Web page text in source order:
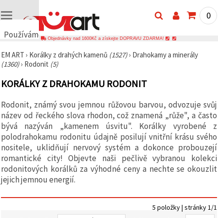
Používáme
🍪
Používáme
podobné
technologie,
zajistili
správné
fungování
webu,
zlepšili vaše
prostředí
při jeho
používání a
s vaším
souhlasem
analyzovali
a
0
Objednávky nad 1600Kč a získejte DOPRAVU ZDARMA!
EM ART › Korálky z drahých kamenů (1527)› Drahokamy a minerály
(1360)› Rodonit (5)
KORÁLKY Z DRAHOKAMU RODONIT
Rodonit, známý svou jemnou růžovou barvou, odvozuje svůj
název od řeckého slova rhodon, což znamená „růže", a často
bývá nazýván „kamenem úsvitu". Korálky vyrobené z
polodrahokamu rodonitu údajně posilují vnitřní krásu svého
nositele, uklidňují nervový systém a dokonce probouzejí
romantické city! Objevte naši pečlivě vybranou kolekci
rodonitových korálků za výhodné ceny a nechte se okouzlit
jejich jemnou energií.
5 položky | stránky 1/1